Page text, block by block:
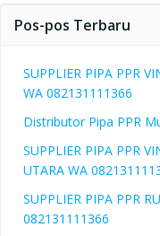
Pos-pos Terbaru
SUPPLIER PIPA PPR
WA 082131111366
Distributor Pipa PPR
SUPPLIER PIPA PPR
UTARA WA
SUPPLIER PIPA PPR
082131111366